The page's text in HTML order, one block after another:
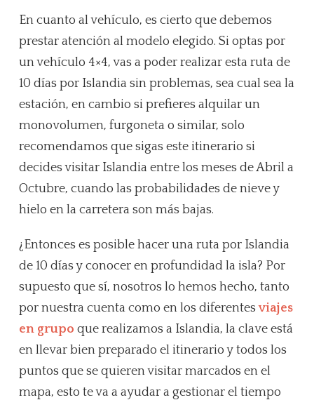
En cuanto al vehículo, es cierto que debemos
prestar atención al modelo elegido. Si optas por
un vehículo 4×4, vas a poder realizar esta ruta de
10 días por Islandia sin problemas, sea cual sea la
estación, en cambio si prefieres alquilar un
monovolumen, furgoneta o similar, solo
recomendamos que sigas este itinerario si
decides visitar Islandia entre los meses de Abril a
Octubre, cuando las probabilidades de nieve y
hielo en la carretera son más bajas.
¿Entonces es posible hacer una ruta por Islandia
de 10 días y conocer en profundidad la isla? Por
supuesto que sí, nosotros lo hemos hecho, tanto
por nuestra cuenta como en los diferentesviajes
en grupo que realizamos a Islandia, la clave está
en llevar bien preparado el itinerario y todos los
puntos que se quieren visitar marcados en el
mapa, esto te va a ayudar a gestionar el tiempo